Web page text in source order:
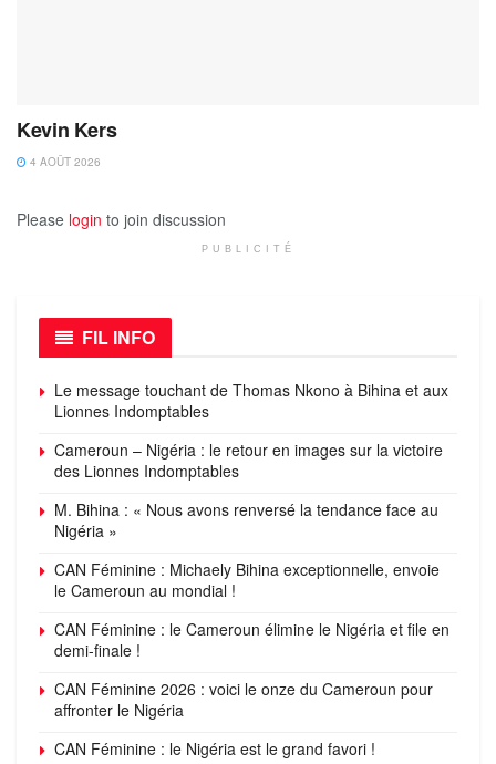
Kevin Kers
4 AOÛT 2026
Please login to join discussion
PUBLICITÉ
FIL INFO
Le message touchant de Thomas Nkono à Bihina et aux
Lionnes Indomptables
Cameroun – Nigéria : le retour en images sur la victoire
des Lionnes Indomptables
M. Bihina : « Nous avons renversé la tendance face au
Nigéria »
CAN Féminine : Michaely Bihina exceptionnelle, envoie
le Cameroun au mondial !
CAN Féminine : le Cameroun élimine le Nigéria et file en
demi-finale !
CAN Féminine 2026 : voici le onze du Cameroun pour
affronter le Nigéria
CAN Féminine : le Nigéria est le grand favori !